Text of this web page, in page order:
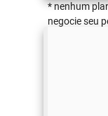
* nenhum
negocie seu